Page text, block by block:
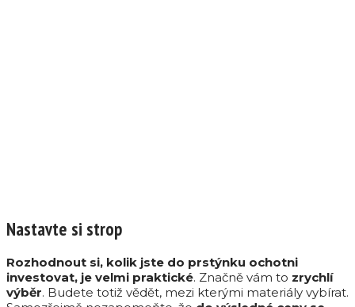
Nastavte si strop
Rozhodnout si, kolik jste do prstýnku ochotni
investovat, je velmi praktické. Značně vám to zrychlí
výběr. Budete totiž vědět, mezi kterými materiály vybírat.